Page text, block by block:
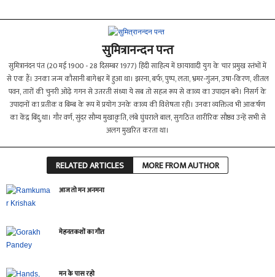
सुमित्रानन्दन पन्त
सुमित्रानंदन पंत (20 मई 1900 - 28 दिसम्बर 1977) हिंदी साहित्य में छायावादी युग के चार प्रमुख स्तंभों में
से एक हैं। उनका जन्म कौसानी बागेश्वर में हुआ था। झरना, बर्फ, पुष्प, लता, भ्रमर-गुंजन, उषा-किरण, शीतल
पवन, तारों की चुनरी ओढ़े गगन से उतरती संध्या ये सब तो सहज रूप से काव्य का उपादान बने। निसर्ग के
उपादानों का प्रतीक व बिम्ब के रूप में प्रयोग उनके काव्य की विशेषता रही। उनका व्यक्तित्व भी आकर्षण
का केंद्र बिंदु था। गौर वर्ण, सुंदर सौम्य मुखाकृति, लंबे घुंघराले बाल, सुगठित शारीरिक सौष्ठव उन्हें सभी से
अलग मुखरित करता था।
RELATED ARTICLES MORE FROM AUTHOR
आज तो मन अनमना
मेहनतकशों का गीत
मन के पास रहो